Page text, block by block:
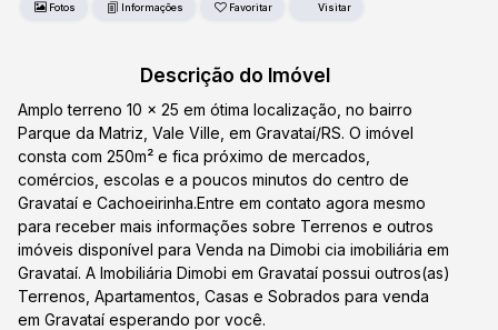
Fotos Favoritar
Descrição do Imóvel
Amplo terreno 10 x 25 em ótima localização, no bairro
Parque da Matriz, Vale Ville, em Gravataí/RS. O imóvel
consta com 250m² e fica próximo de mercados,
comércios, escolas e a poucos minutos do centro de
Gravataí e Cachoeirinha.Entre em contato agora mesmo
para receber mais informações sobre Terrenos e outros
imóveis disponível para Venda na Dimobi cia imobiliária em
Gravataí. A Imobiliária Dimobi em Gravataí possui outros(as)
Terrenos, Apartamentos, Casas e Sobrados para venda
em Gravataí esperando por você.